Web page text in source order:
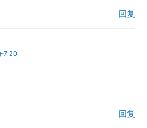
回复
7:20
回复